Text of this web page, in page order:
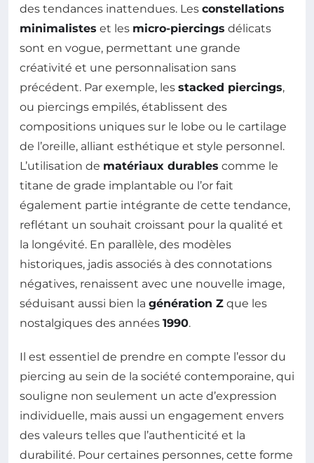
des tendances inattendues. Les constellations
minimalistes et les micro-piercings délicats
sont en vogue, permettant une grande
créativité et une personnalisation sans
précédent. Par exemple, les stacked piercings,
ou piercings empilés, établissent des
compositions uniques sur le lobe ou le cartilage
de l’oreille, alliant esthétique et style personnel.
L’utilisation de matériaux durables comme le
titane de grade implantable ou l’or fait
également partie intégrante de cette tendance,
reflétant un souhait croissant pour la qualité et
la longévité. En parallèle, des modèles
historiques, jadis associés à des connotations
négatives, renaissent avec une nouvelle image,
séduisant aussi bien la génération Z que les
nostalgiques des années 1990.
Il est essentiel de prendre en compte l’essor du
piercing au sein de la société contemporaine, qui
souligne non seulement un acte d’expression
individuelle, mais aussi un engagement envers
des valeurs telles que l’authenticité et la
durabilité. Pour certaines personnes, cette forme